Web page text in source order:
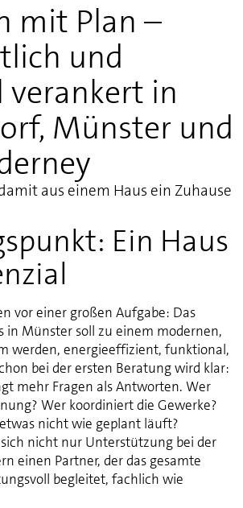
mit Plan –
und
verankert in
Münster und
aus einem Haus ein Zuhause
Ein Haus
vor einer großen Aufgabe: Das
in Münster soll zu einem modernen,
werden, energieeffizient, funktional,
bei der ersten Beratung wird klar:
mehr Fragen als Antworten. Wer
Wer koordiniert die Gewerke?
nicht wie geplant läuft?
nicht nur Unterstützung bei der
einen Partner, der das gesamte
begleitet, fachlich wie